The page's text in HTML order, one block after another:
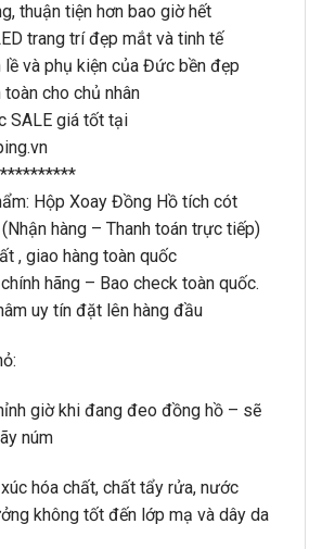
thuận tiện hơn bao giờ hết
trang trí đẹp mắt và tinh tế
lề và phụ kiện của Đức bền đẹp
toàn cho chủ nhân
SALE giá tốt tại
Hộp Xoay Đồng Hồ tích cót
(Nhận hàng – Thanh toán trực tiếp)
, giao hàng toàn quốc
hãng – Bao check toàn quốc.
uy tín đặt lên hàng đầu
giờ khi đang đeo đồng hồ – sẽ
núm
hóa chất, chất tẩy rửa, nước
không tốt đến lớp mạ và dây da